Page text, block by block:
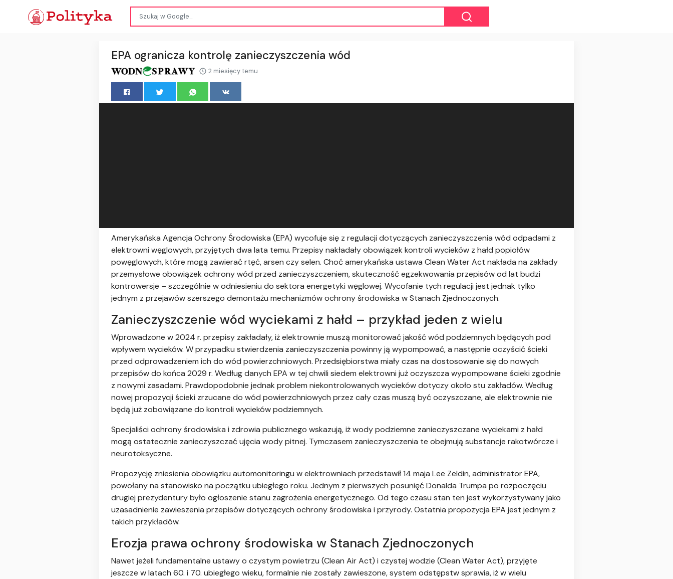
EPA ogranicza kontrolę zanieczyszczenia wód
2 miesięcy temu
Amerykańska Agencja Ochrony Środowiska (EPA) wycofuje się z regulacji dotyczących zanieczyszczenia wód odpadami z
elektrowni węglowych, przyjętych dwa lata temu. Przepisy nakładały obowiązek kontroli wycieków z hałd popiołów
powęglowych, które mogą zawierać rtęć, arsen czy selen. Choć amerykańska ustawa Clean Water Act nakłada na zakłady
przemysłowe obowiązek ochrony wód przed zanieczyszczeniem, skuteczność egzekwowania przepisów od lat budzi
kontrowersje – szczególnie w odniesieniu do sektora energetyki węglowej. Wycofanie tych regulacji jest jednak tylko
jednym z przejawów szerszego demontażu mechanizmów ochrony środowiska w Stanach Zjednoczonych.
Zanieczyszczenie wód wyciekami z hałd – przykład jeden z wielu
Wprowadzone w 2024 r. przepisy zakładały, iż elektrownie muszą monitorować jakość wód podziemnych będących pod
wpływem wycieków. W przypadku stwierdzenia zanieczyszczenia powinny ją wypompować, a następnie oczyścić ścieki
przed odprowadzeniem ich do wód powierzchniowych. Przedsiębiorstwa miały czas na dostosowanie się do nowych
przepisów do końca 2029 r. Według danych EPA w tej chwili siedem elektrowni już oczyszcza wypompowane ścieki zgodnie
z nowymi zasadami. Prawdopodobnie jednak problem niekontrolowanych wycieków dotyczy około stu zakładów. Według
nowej propozycji ścieki zrzucane do wód powierzchniowych przez cały czas muszą być oczyszczane, ale elektrownie nie
będą już zobowiązane do kontroli wycieków podziemnych.
Specjaliści ochrony środowiska i zdrowia publicznego wskazują, iż wody podziemne zanieczyszczane wyciekami z hałd
mogą ostatecznie zanieczyszczać ujęcia wody pitnej. Tymczasem zanieczyszczenia te obejmują substancje rakotwórcze i
neurotoksyczne.
Propozycję zniesienia obowiązku automonitoringu w elektrowniach przedstawił 14 maja Lee Zeldin, administrator EPA,
powołany na stanowisko na początku ubiegłego roku. Jednym z pierwszych posunięć Donalda Trumpa po rozpoczęciu
drugiej prezydentury było ogłoszenie stanu zagrożenia energetycznego. Od tego czasu stan ten jest wykorzystywany jako
uzasadnienie zawieszenia przepisów dotyczących ochrony środowiska i przyrody. Ostatnia propozycja EPA jest jednym z
takich przykładów.
Erozja prawa ochrony środowiska w Stanach Zjednoczonych
Nawet jeżeli fundamentalne ustawy o czystym powietrzu (Clean Air Act) i czystej wodzie (Clean Water Act), przyjęte
jeszcze w latach 60. i 70. ubiegłego wieku, formalnie nie zostały zawieszone, system odstępstw sprawia, iż w wielu